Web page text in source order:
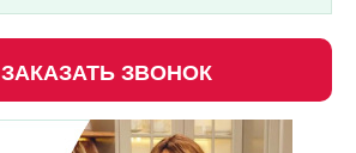
ЗАКАЗАТЬ ЗВОНОК